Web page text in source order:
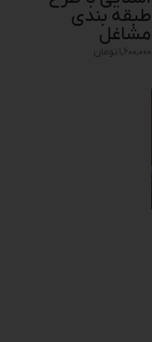
طبقه بندی
مشاغل
۱,۶۰۰,۰۰۰تومان